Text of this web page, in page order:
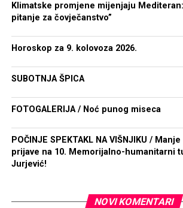
Klimatske promjene mijenjaju
pitanje za čovječanstvo”
Horoskop za 9. kolovoza 2026.
SUBOTNJA ŠPICA
FOTOGALERIJA / Noć punog miseca
POČINJE SPEKTAKL NA VIŠNJIKU /
prijave na 10. Memorijalno-humanitarni
Jurjević!
NOVI KOMENTARI